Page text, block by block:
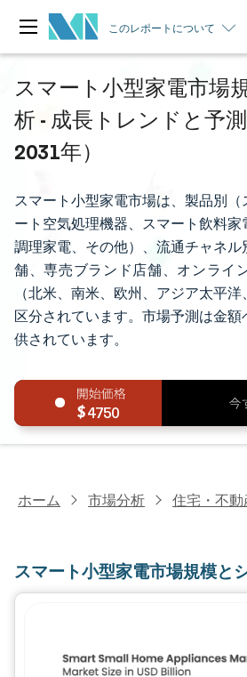
このレポートについて
スマート小型家電市場
析 - 成長トレンドと予
2031年）
スマート小型家電市場は、製品別
ート空気処理機器、スマート飲料
調理家電、その他）、流通チャネ
舗、専売ブランド店舗、オンライ
（北米、南米、欧州、アジア太平
区分されています。市場予測は金
供されています。
4750
ホーム 市場分析 住宅・不
スマート小型家電市場規模と